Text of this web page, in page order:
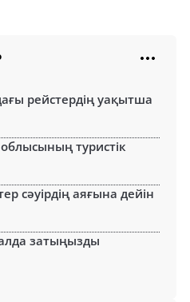
рейстердің уақытша
туристік
сәуірдің аяғына дейін
затыңызды